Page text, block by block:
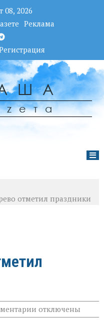
08, 2026
Реклама
отметил праздники
к
записи
отключены